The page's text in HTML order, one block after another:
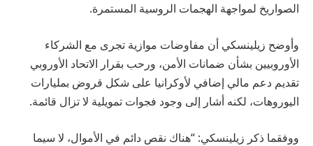
الصواريخ لمواجهة الهجمات الروسية المستمرة.
وأوضح زيلينسكي أن مفاوضات موازية تجرى مع الشركاء
الأوروبيين بشأن ضمانات الأمن، ورحب بقرار الاتحاد الأوروبي
تقديم دعم مالي إضافي لأوكرانيا على شكل قروض بمليارات
اليوروهات، لكنه أشار إلى وجود فجوات تمويلية لا تزال قائمة.
ووفقما ذكر زيلينسكي: “هناك نقص دائم في الأموال، لا سيما